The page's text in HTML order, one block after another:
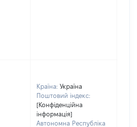
Країна: Україна
Поштовий індекс:
[Конфіденційна
інформація]
Автономна Республіка